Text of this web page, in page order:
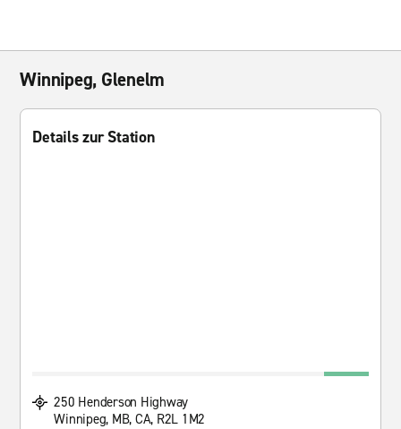
Winnipeg, Glenelm
Details zur Station
250 Henderson Highway
Winnipeg, MB, CA, R2L 1M2